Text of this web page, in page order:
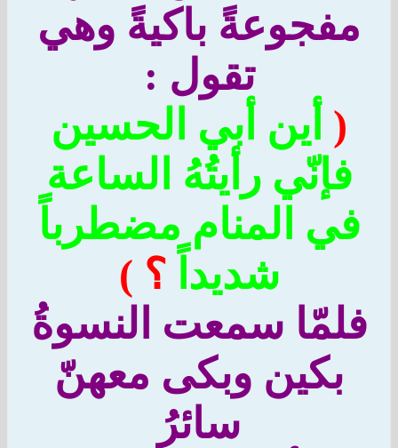
باكيةً وهي
تقول :
أين أبي الحسين
فإنّي رأيتُهُ الساعة
المنام مضطرباً
شديداً؟ )
سمعت النسوةُ
بكين وبكى معهنّ
سائرُ